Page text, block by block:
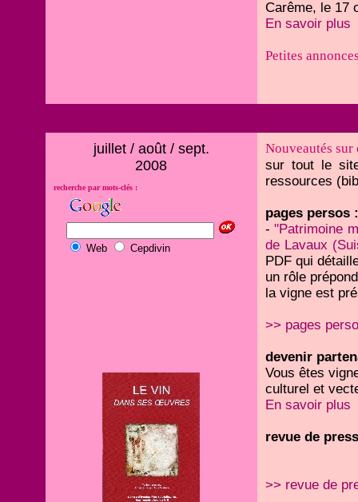
Carême, le 17
En savoir plus
Petites
juillet / août / sept.
2008
recherche par mots-clés :
Web Cepdivin
Nouveautés
sur tout le
ressources
pages persos :
- "Patrimoine
de Lavaux
PDF qui
un rôle
la vigne est
>> pages
devenir
Vous êtes
culturel et
En savoir plus
revue de
>> revue de